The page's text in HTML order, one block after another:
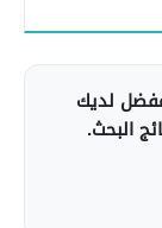
لديك
البحث.